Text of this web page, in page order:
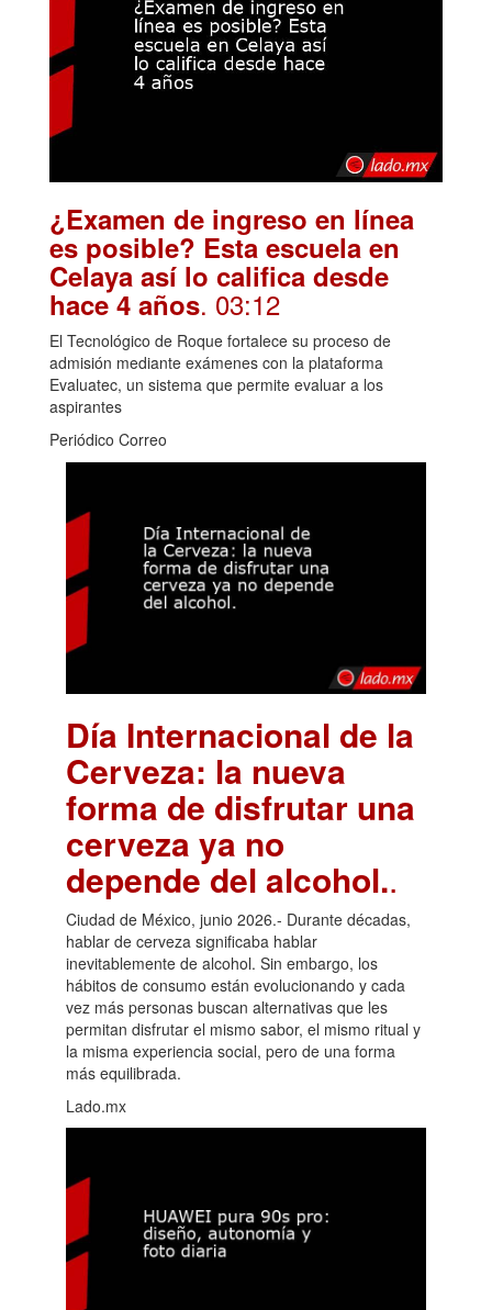
¿Examen de ingreso en línea
es posible? Esta escuela en
Celaya así lo califica desde
hace 4 años. 03:12
El Tecnológico de Roque fortalece su proceso de
admisión mediante exámenes con la plataforma
Evaluatec, un sistema que permite evaluar a los
aspirantes
Periódico Correo
Día Internacional de la
Cerveza: la nueva
forma de disfrutar una
cerveza ya no
depende del alcohol..
Ciudad de México, junio 2026.- Durante décadas,
hablar de cerveza significaba hablar
inevitablemente de alcohol. Sin embargo, los
hábitos de consumo están evolucionando y cada
vez más personas buscan alternativas que les
permitan disfrutar el mismo sabor, el mismo ritual y
la misma experiencia social, pero de una forma
más equilibrada.
Lado.mx